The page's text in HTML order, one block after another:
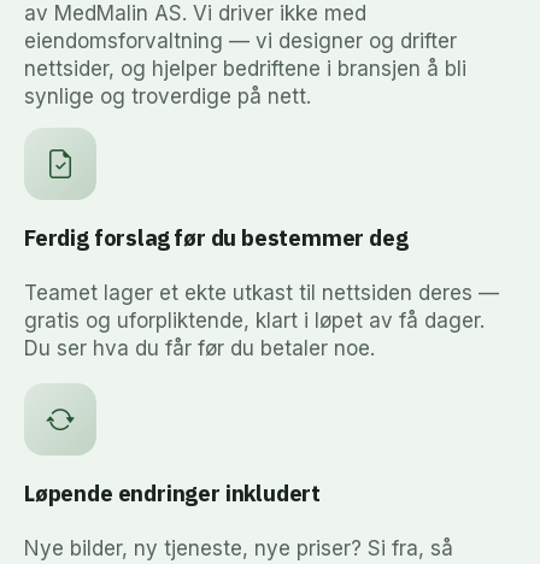
av MedMalin AS. Vi driver ikke med
eiendomsforvaltning — vi designer og drifter
nettsider, og hjelper bedriftene i bransjen å bli
synlige og troverdige på nett.
Ferdig forslag før du bestemmer deg
Teamet lager et ekte utkast til nettsiden deres —
gratis og uforpliktende, klart i løpet av få dager.
Du ser hva du får før du betaler noe.
Løpende endringer inkludert
Nye bilder, ny tjeneste, nye priser? Si fra, så